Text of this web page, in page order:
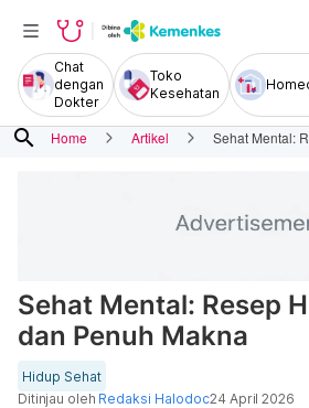
Chat
dengan
Dokter
Toko
Kesehatan
search Home Artikel Sehat Mental:
Sehat Mental: Resep
dan Penuh Makna
Hidup Sehat
Ditinjau oleh Redaksi Halodoc24 April 2026